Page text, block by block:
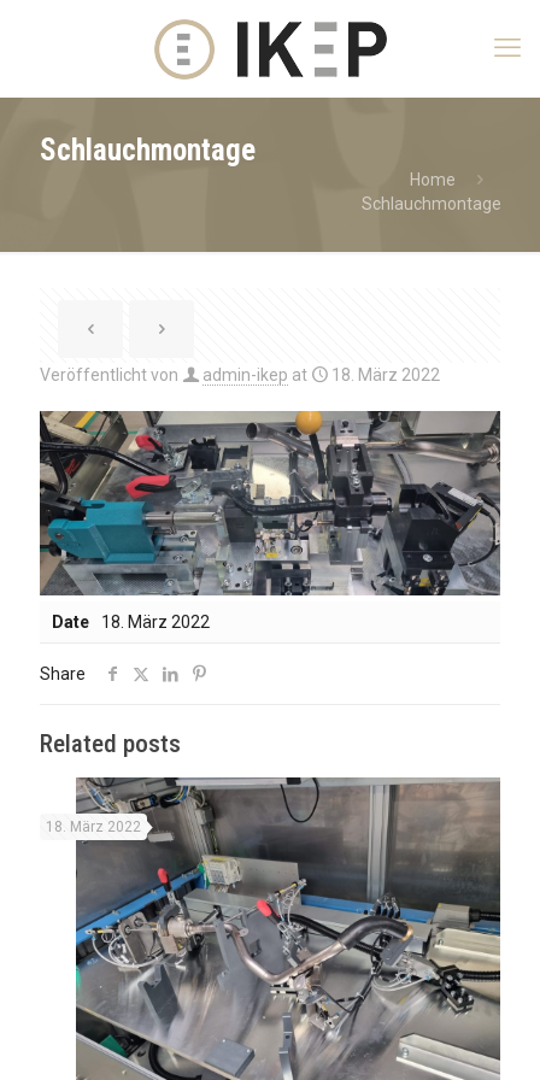
Schlauchmontage
Home
Schlauchmontage
Veröffentlicht von admin-ikep at 18. März 2022
Date 18. März 2022
Share
Related posts
18. März 2022